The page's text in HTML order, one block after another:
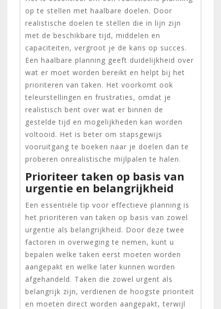
op te stellen met haalbare doelen. Door
realistische doelen te stellen die in lijn zijn
met de beschikbare tijd, middelen en
capaciteiten, vergroot je de kans op succes.
Een haalbare planning geeft duidelijkheid over
wat er moet worden bereikt en helpt bij het
prioriteren van taken. Het voorkomt ook
teleurstellingen en frustraties, omdat je
realistisch bent over wat er binnen de
gestelde tijd en mogelijkheden kan worden
voltooid. Het is beter om stapsgewijs
vooruitgang te boeken naar je doelen dan te
proberen onrealistische mijlpalen te halen.
Prioriteer taken op basis van
urgentie en belangrijkheid
Een essentiële tip voor effectieve planning is
het prioriteren van taken op basis van zowel
urgentie als belangrijkheid. Door deze twee
factoren in overweging te nemen, kunt u
bepalen welke taken eerst moeten worden
aangepakt en welke later kunnen worden
afgehandeld. Taken die zowel urgent als
belangrijk zijn, verdienen de hoogste prioriteit
en moeten direct worden aangepakt, terwijl